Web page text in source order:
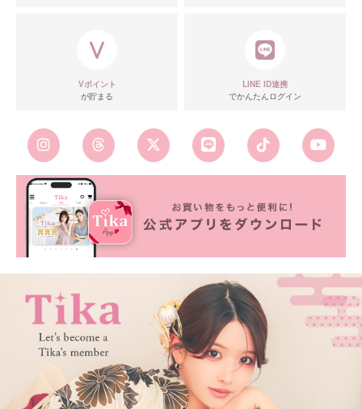
Vポイント
が貯まる
LINE ID連携
でかんたんログイン